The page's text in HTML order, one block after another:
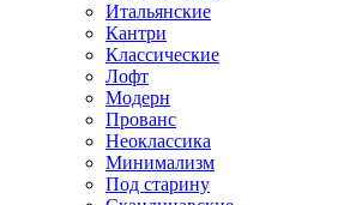
Итальянские
Кантри
Классические
Лофт
Модерн
Прованс
Неоклассика
Минимализм
Под старину